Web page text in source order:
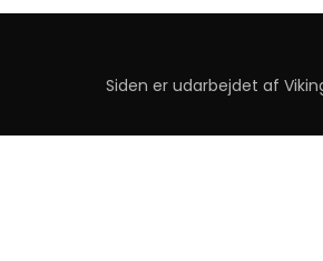
Siden er udarbejdet af